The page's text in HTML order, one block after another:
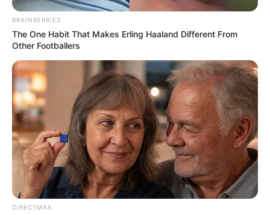
BRAINBERRIES
The One Habit That Makes Erling Haaland Different From
Other Footballers
DIRECTMAX